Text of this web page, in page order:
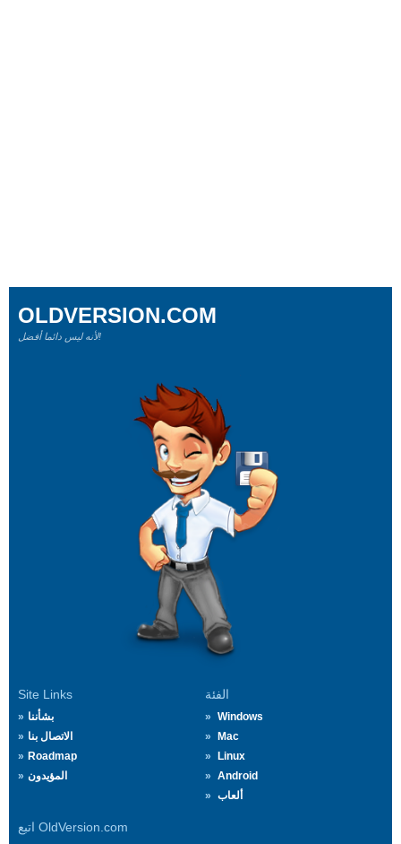
Site Links
بشأننا
الاتصال بنا
Roadmap
المؤيدون
الفئة
Windows
Mac
Linux
Android
ألعاب
اتبع OldVersion.com
OLDVERSION.COM
لأنه ليس دائما أفضل!